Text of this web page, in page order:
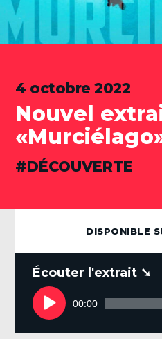
4 octobre 2022
Nouvel
CATÉGORIES
DÉCOUVERTE
DISPONIBLE
Lecteur
audio
00:00